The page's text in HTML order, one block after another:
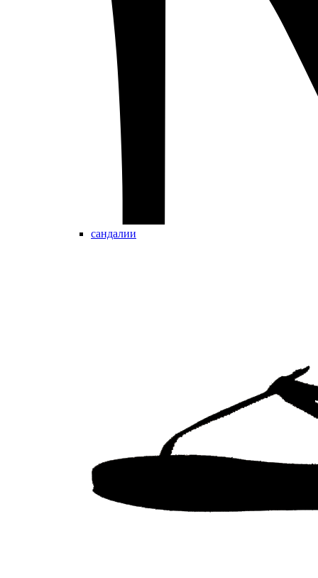
сандалии